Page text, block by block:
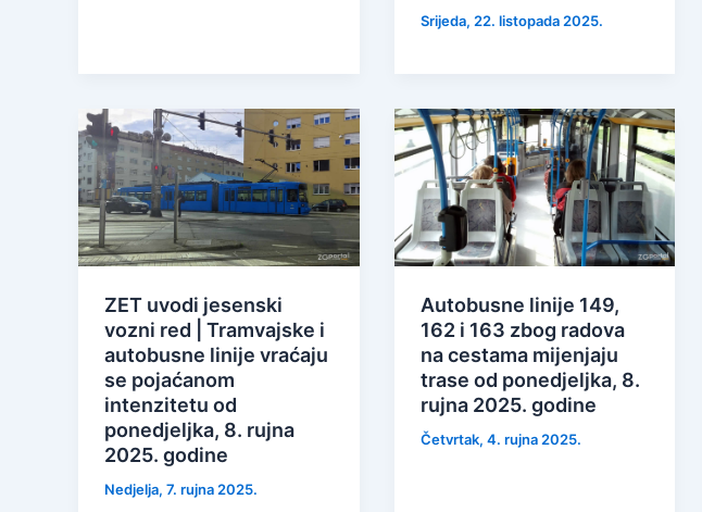
Srijeda, 22. listopada 2025.
ZET uvodi jesenski
vozni red | Tramvajske i
autobusne linije vraćaju
se pojaćanom
intenzitetu od
ponedjeljka, 8. rujna
2025. godine
Nedjelja, 7. rujna 2025.
Autobusne linije 149,
162 i 163 zbog radova
na cestama mijenjaju
trase od ponedjeljka, 8.
rujna 2025. godine
Četvrtak, 4. rujna 2025.